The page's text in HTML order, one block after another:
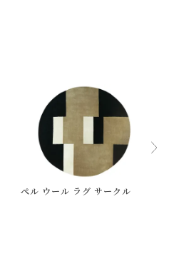
前での引渡しとなります。
したら、お気軽にお問い合
様に吸着させて、その後に乾
さい。
り返し行ってください。
可能性がございます。
によっては、掲載の画像と実
ペル ウール ラグ サークル